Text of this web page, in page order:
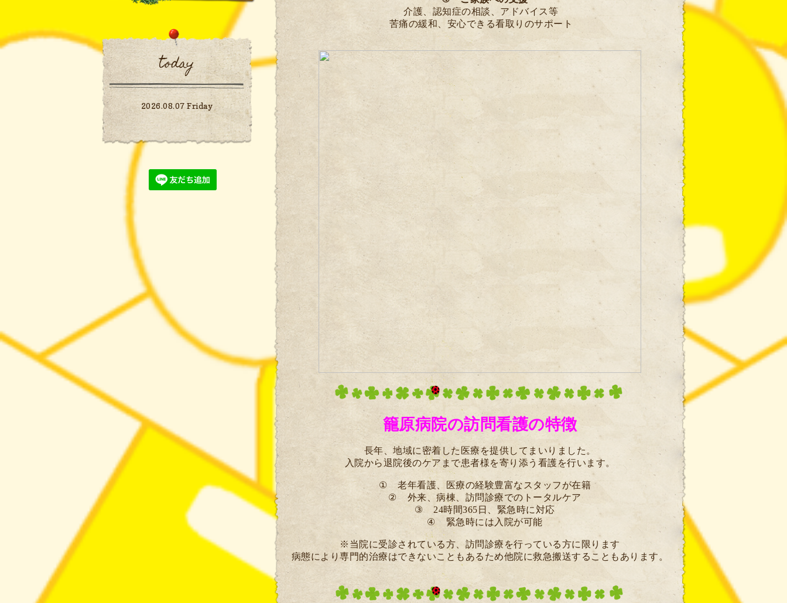
介護、認知症の相談、アドバイス等
苦痛の緩和、安心できる看取りのサポート
籠原病院の訪問看護の特徴
長年、地域に密着した医療を提供してまいりました。
入院から退院後のケアまで患者様を寄り添う看護を行います。
①
老年看護、医療の経験豊富なスタッフが在籍
②
外来、病棟、訪問診療でのトータルケア
③
24時間365 日、緊急時に対応
④
緊急時には入院が可能
※当院に受診されている方、訪問診療を行っている方に限ります
病態により専門的治療はできないこともあるため他院に救急搬送することもあります。
today
2026.08.07 Friday